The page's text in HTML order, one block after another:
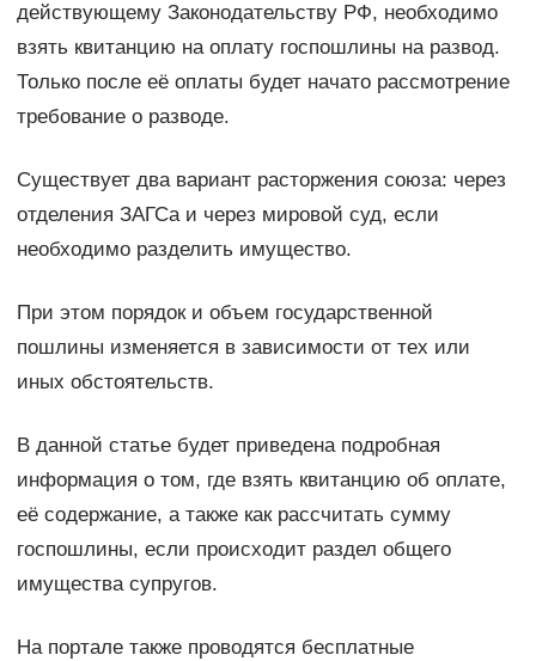
действующему Законодательству РФ, необходимо
взять квитанцию на оплату госпошлины на развод.
Только после её оплаты будет начато рассмотрение
требование о разводе.
Существует два вариант расторжения союза: через
отделения ЗАГСа и через мировой суд, если
необходимо разделить имущество.
При этом порядок и объем государственной
пошлины изменяется в зависимости от тех или
иных обстоятельств.
В данной статье будет приведена подробная
информация о том, где взять квитанцию об оплате,
её содержание, а также как рассчитать сумму
госпошлины, если происходит раздел общего
имущества супругов.
На портале также проводятся бесплатные